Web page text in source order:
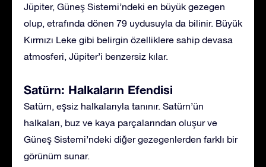
Jüpiter, Güneş Sistemi’ndeki en büyük gezegen
olup, etrafında dönen 79 uydusuyla da bilinir. Büyük
Kırmızı Leke gibi belirgin özelliklere sahip devasa
atmosferi, Jüpiter’i benzersiz kılar.
Satürn: Halkaların Efendisi
Satürn, eşsiz halkalarıyla tanınır. Satürn’ün
halkaları, buz ve kaya parçalarından oluşur ve
Güneş Sistemi’ndeki diğer gezegenlerden farklı bir
görünüm sunar.